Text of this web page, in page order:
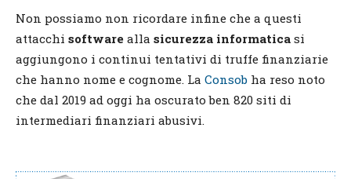
Non possiamo non ricordare infine che a questi
attacchi software alla sicurezza informatica si
aggiungono i continui tentativi di truffe finanziarie
che hanno nome e cognome. La Consob ha reso noto
che dal 2019 ad oggi ha oscurato ben 820 siti di
intermediari finanziari abusivi.